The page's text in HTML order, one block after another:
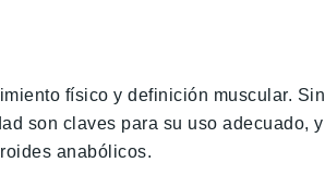
físico y definición muscular. Sin
son claves para su uso adecuado, y
anabólicos.